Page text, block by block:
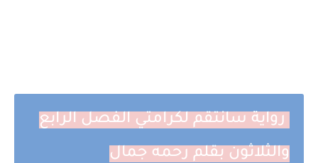
رواية سانتقم لكرامتي الفصل الرابع
والثلاثون بقلم رحمه جمال